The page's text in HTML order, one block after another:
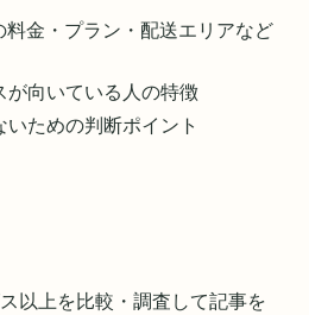
料金・プラン・配送エリアなど
が向いている人の特徴
ための判断ポイント
以上を比較・調査して記事を